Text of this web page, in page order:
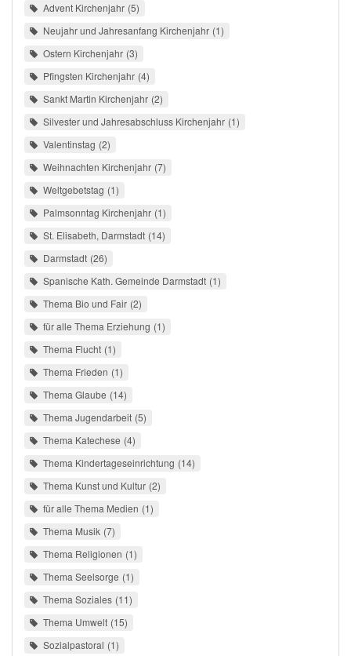
Advent Kirchenjahr 5
Neujahr und Jahresanfang Kirchenjahr 1
Ostern Kirchenjahr 3
Pfingsten Kirchenjahr 4
Sankt Martin Kirchenjahr 2
Silvester und Jahresabschluss Kirchenjahr 1
Valentinstag 2
Weihnachten Kirchenjahr 7
Weltgebetstag 1
Palmsonntag Kirchenjahr 1
St. Elisabeth, Darmstadt 14
Darmstadt 26
Spanische Kath. Gemeinde Darmstadt 1
Thema Bio und Fair 2
für alle Thema Erziehung 1
Thema Flucht 1
Thema Frieden 1
Thema Glaube 14
Thema Jugendarbeit 5
Thema Katechese 4
Thema Kindertageseinrichtung 14
Thema Kunst und Kultur 2
für alle Thema Medien 1
Thema Musik 7
Thema Religionen 1
Thema Seelsorge 1
Thema Soziales 11
Thema Umwelt 15
Sozialpastoral 1